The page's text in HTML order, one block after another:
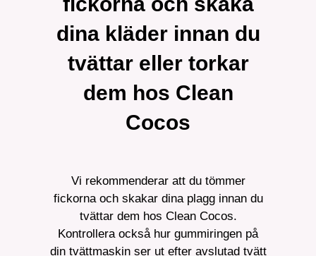
dina kläder innan du
tvättar eller torkar
dem hos Clean
Cocos
Vi rekommenderar att du tömmer
fickorna och skakar dina plagg innan du
tvättar dem hos Clean Cocos.
Kontrollera också hur gummiringen på
din tvättmaskin ser ut efter avslutad tvätt